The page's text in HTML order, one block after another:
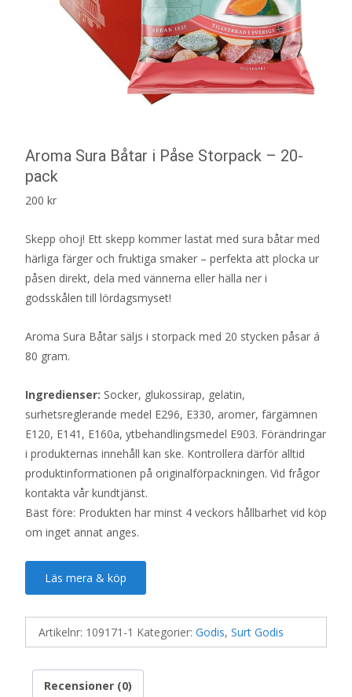
Aroma Sura Båtar i Påse Storpack – 20-
pack
200 kr
Skepp ohoj! Ett skepp kommer lastat med sura båtar med
härliga färger och fruktiga smaker – perfekta att plocka ur
påsen direkt, dela med vännerna eller hälla ner i
godsskålen till lördagsmyset!
Aroma Sura Båtar säljs i storpack med 20 stycken påsar á
80 gram.
Ingredienser: Socker, glukossirap, gelatin,
surhetsreglerande medel E296, E330, aromer, färgämnen
E120, E141, E160a, ytbehandlingsmedel E903. Förändringar
i produkternas innehåll kan ske. Kontrollera därför alltid
produktinformationen på originalförpackningen. Vid frågor
kontakta vår kundtjänst.
Bäst före: Produkten har minst 4 veckors hållbarhet vid köp
om inget annat anges.
Läs mera & köp
Artikelnr: 109171-1 Kategorier: Godis, Surt Godis
Recensioner (0)